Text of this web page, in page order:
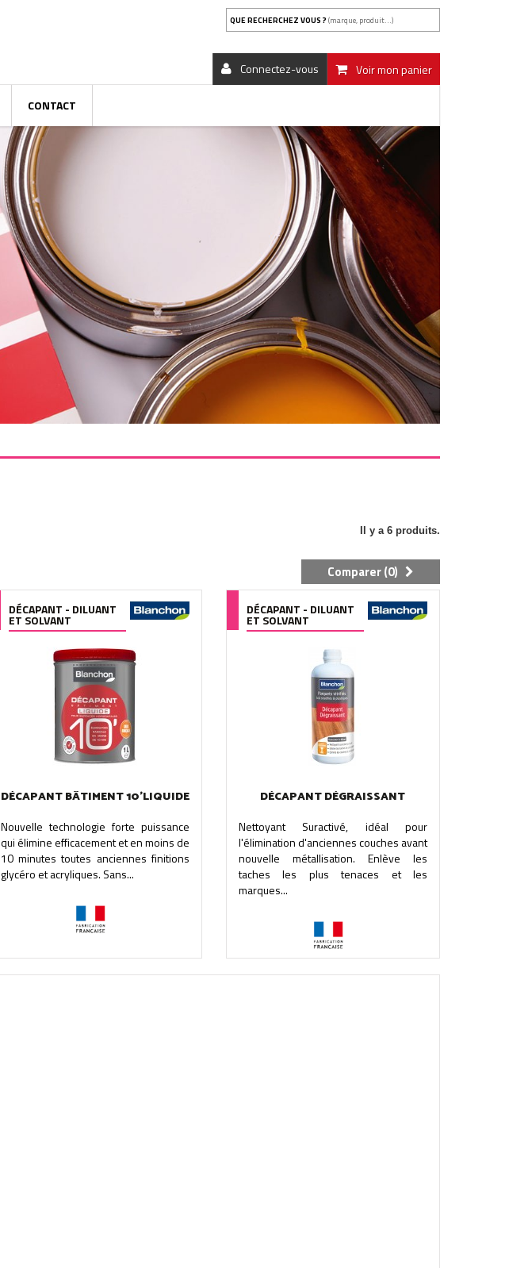
QUE RECHERCHEZ VOUS ? (marque, produit...)
Voir mon panier
Connectez-vous
CONTACT
Il y a 6 produits.
Comparer (0)
DÉCAPANT - DILUANT
ET SOLVANT
DÉCAPANT BÂTIMENT 10'LIQUIDE
Nouvelle technologie forte puissance
qui élimine efficacement et en moins de
10 minutes toutes anciennes finitions
glycéro et acryliques. Sans...
DÉCAPANT - DILUANT
ET SOLVANT
DÉCAPANT DÉGRAISSANT
Nettoyant Suractivé, idéal pour
l'élimination d'anciennes couches avant
nouvelle métallisation. Enlève les
taches les plus tenaces et les
marques...